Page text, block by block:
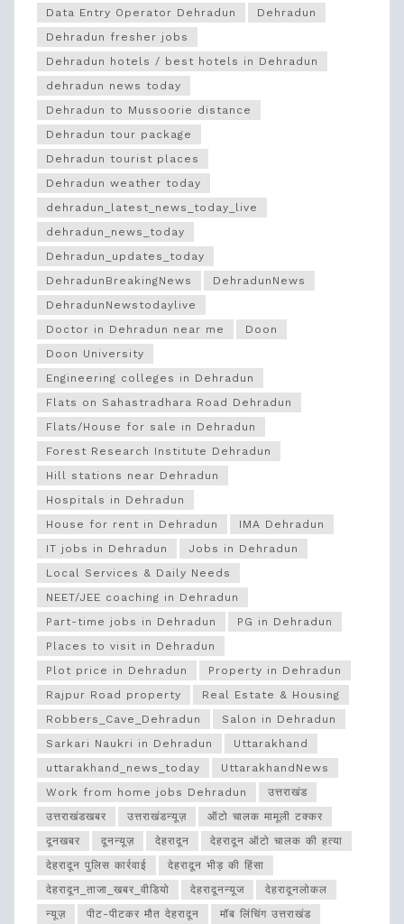
Data Entry Operator Dehradun
Dehradun
Dehradun fresher jobs
Dehradun hotels / best hotels in Dehradun
dehradun news today
Dehradun to Mussoorie distance
Dehradun tour package
Dehradun tourist places
Dehradun weather today
dehradun_latest_news_today_live
dehradun_news_today
Dehradun_updates_today
DehradunBreakingNews
DehradunNews
DehradunNewstodaylive
Doctor in Dehradun near me
Doon
Doon University
Engineering colleges in Dehradun
Flats on Sahastradhara Road Dehradun
Flats/House for sale in Dehradun
Forest Research Institute Dehradun
Hill stations near Dehradun
Hospitals in Dehradun
House for rent in Dehradun
IMA Dehradun
IT jobs in Dehradun
Jobs in Dehradun
Local Services & Daily Needs
NEET/JEE coaching in Dehradun
Part-time jobs in Dehradun
PG in Dehradun
Places to visit in Dehradun
Plot price in Dehradun
Property in Dehradun
Rajpur Road property
Real Estate & Housing
Robbers_Cave_Dehradun
Salon in Dehradun
Sarkari Naukri in Dehradun
Uttarakhand
uttarakhand_news_today
UttarakhandNews
Work from home jobs Dehradun
उत्तराखंड
उत्तराखंडखबर
उत्तराखंडन्यूज़
ऑटो चालक मामूली टक्कर
दूनखबर
दूनन्यूज़ देहरादून
देहरादून ऑटो चालक की हत्या
देहरादून पुलिस कार्रवाई
देहरादून भीड़ की हिंसा
देहरादून_ताजा_खबर_वीडियो
देहरादूनन्यूज
देहरादूनलोकल
न्यूज़
पीट-पीटकर मौत देहरादून मॉब लिंचिंग उत्तराखंड